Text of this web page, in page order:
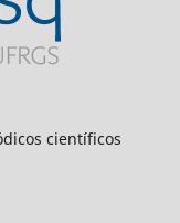
científicos